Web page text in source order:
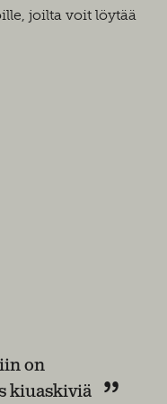
joilta voit löytää
on
kiuaskiviä